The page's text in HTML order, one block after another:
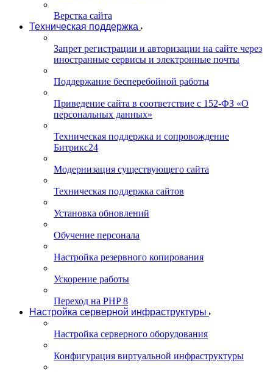
Верстка сайта
Техническая поддержка
Запрет регистрации и авторизации на сайте через
иностранные сервисы и электронные почты
Поддержание бесперебойной работы
Приведение сайта в соответствие с 152-ФЗ «О
персональных данных»
Техническая поддержка и сопровождение
Битрикс24
Модернизация существующего сайта
Техническая поддержка сайтов
Установка обновлений
Обучение персонала
Настройка резервного копирования
Ускорение работы
Переход на PHP 8
Настройка серверной инфраструктуры
Настройка серверного оборудования
Конфигурация виртуальной инфраструктуры